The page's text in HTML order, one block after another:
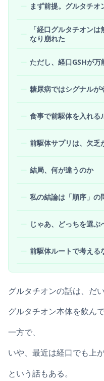
まず前提。グルタチオ
「経口グルタチオン
なり崩れた
ただし、経口GSHが
糖尿病ではシグナルが
食事で前駆体を入れる
前駆体サプリは、欠乏
結局、何が違うのか
私の結論は「順序」の
じゃあ、どっちを選ぶ
前駆体ルートで考える
グルタチオンの話は、だ
グルタチオン本体を飲ん
一方で、
いや、最近は経口でも上
という話もある。